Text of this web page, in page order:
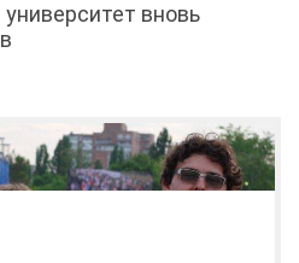
ставших жертвами вражеской атаки в
прошедшей ночью
вновь